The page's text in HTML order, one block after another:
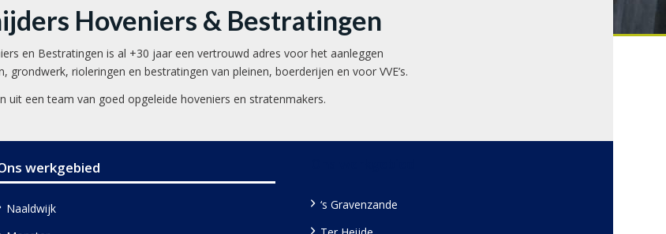
Hoveniers & Bestratingen
en Bestratingen is al +30 jaar een vertrouwd adres voor het aanleggen
grondwerk, rioleringen en bestratingen van pleinen, boerderijen en voor VVE’s.
uit een team van goed opgeleide hoveniers en stratenmakers.
werkgebied
Naaldwijk
‘s Gravenzande